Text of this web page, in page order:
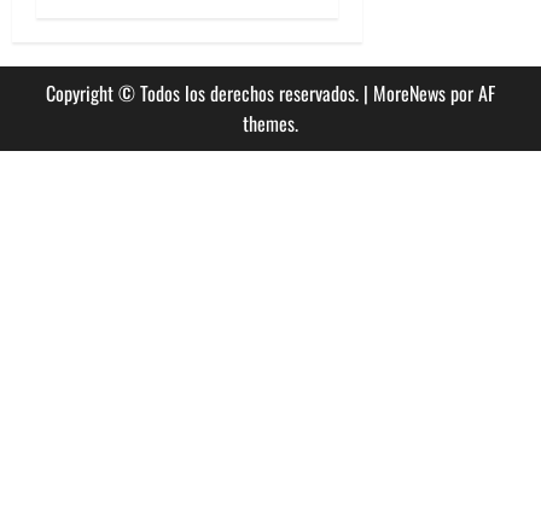
s
Copyright © Todos los derechos reservados. | MoreNewspor AF
themes.